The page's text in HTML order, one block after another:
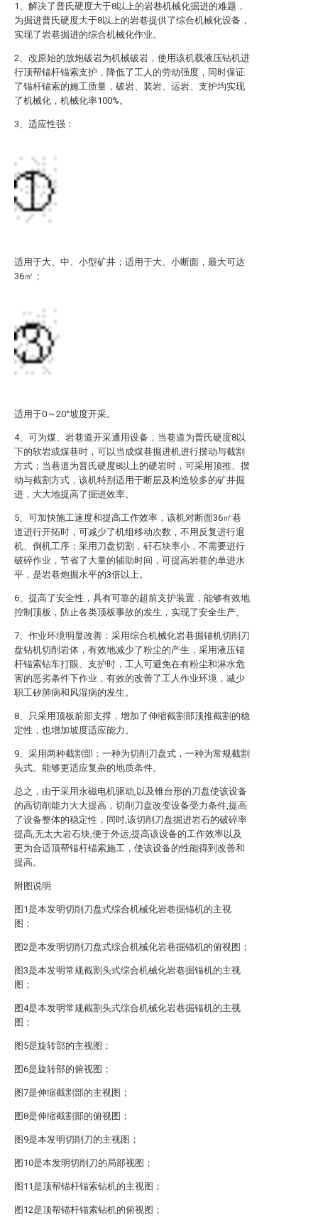
1、解决了普氏硬度大于8以上的岩巷机械化掘进的难题，
为掘进普氏硬度大于8以上的岩巷提供了综合机械化设备，
实现了岩巷掘进的综合机械化作业。
2、改原始的放炮破岩为机械破岩，使用该机载液压钻机进
行顶帮锚杆锚索支护，降低了工人的劳动强度，同时保证
了锚杆锚索的施工质量，破岩、装岩、运岩、支护均实现
了机械化，机械化率100%。
3、适应性强：
适用于大、中、小型矿井； 适用于大、小断面，最大可达
36㎡；
适用于0～20°坡度开采。
4、可为煤、岩巷道开采通用设备，当巷道为普氏硬度8以
下的软岩或煤巷时，可以当成煤巷掘进机进行摆动与截割
方式；当巷道为普氏硬度8以上的硬岩时，可采用顶推、摆
动与截割方式，该机特别适用于断层及构造较多的矿井掘
进，大大地提高了掘进效率。
5、可加快施工速度和提高工作效率，该机对断面36㎡巷
道进行开拓时，可减少了机组移动次数，不用反复进行退
机、倒机工序；采用刀盘切割，矸石块率小，不需要进行
破碎作业，节省了大量的辅助时间，可提高岩巷的单进水
平，是岩巷炮掘水平的3倍以上。
6、提高了安全性，具有可靠的超前支护装置，能够有效地
控制顶板，防止各类顶板事故的发生，实现了安全生产。
7、作业环境明显改善：采用综合机械化岩巷掘锚机切削刀
盘钻机切削岩体，有效地减少了粉尘的产生，采用液压锚
杆锚索钻车打眼、支护时，工人可避免在有粉尘和淋水危
害的恶劣条件下作业，有效的改善了工人作业环境，减少
职工矽肺病和风湿病的发生。
8、只采用顶板前部支撑，增加了伸缩截割部顶推截割的稳
定性，也增加坡度适应能力。
9、采用两种截割部：一种为切削刀盘式，一种为常规截割
头式。能够更适应复杂的地质条件。
总之，由于采用永磁电机驱动,以及锥台形的刀盘使该设备
的高切削能力大大提高，切削刀盘改变设备受力条件,提高
了设备整体的稳定性，同时,该切削刀盘掘进岩石的破碎率
提高,无太大岩石块,便于外运,提高该设备的工作效率以及
更为合适顶帮锚杆锚索施工，使该设备的性能得到改善和
提高。
附图说明
图1是本发明切削刀盘式综合机械化岩巷掘锚机的主视
图；
图2是本发明切削刀盘式综合机械化岩巷掘锚机的俯视图；
图3是本发明常规截割头式综合机械化岩巷掘锚机的主视
图；
图4是本发明常规截割头式综合机械化岩巷掘锚机的主视
图；
图5是旋转部的主视图；
图6是旋转部的俯视图；
图7是伸缩截割部的主视图；
图8是伸缩截割部的俯视图；
图9是本发明切削刀的主视图；
图10是本发明切削刀的局部视图；
图11是顶帮锚杆锚索钻机的主视图；
图12是顶帮锚杆锚索钻机的俯视图；